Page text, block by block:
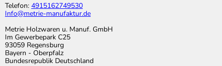
Telefon: 4915162749530
Info@metrie-manufaktur.de
Metrie Holzwaren u. Manuf. GmbH
Im Gewerbepark C25
93059 Regensburg
Bayern - Oberpfalz
Bundesrepublik Deutschland